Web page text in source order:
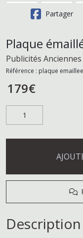
Partager
Plaque
Publicités
Référence : plaque emaillee
179€
Description